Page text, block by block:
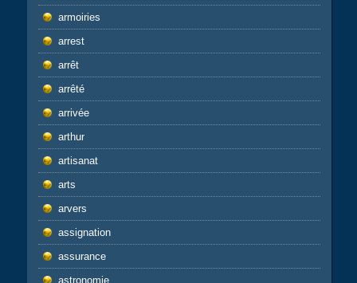
armoiries
arrest
arrêt
arrêté
arrivée
arthur
artisanat
arts
arvers
assignation
assurance
astronomie